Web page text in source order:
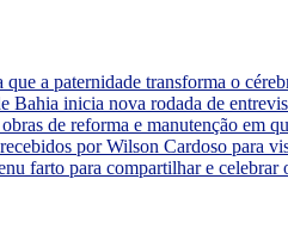
a paternidade transforma o
Bahia inicia nova rodada de
de reforma e manutenção em
por Wilson Cardoso para
farto para compartilhar e celebrar